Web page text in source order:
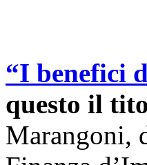
“I benefici
questo il
Marangoni,